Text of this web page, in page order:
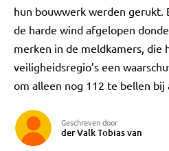
hun bouwwerk werden gerukt.
de harde wind afgelopen
merken in de meldkamers, die
veiligheidsregio’s een
om alleen nog 112 te bellen bij
Geschreven door
der Valk Tobias van